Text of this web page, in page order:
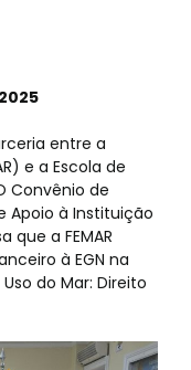
entre a
e a Escola de
Convênio de
Apoio à Instituição
que a FEMAR
à EGN na
do Mar: Direito